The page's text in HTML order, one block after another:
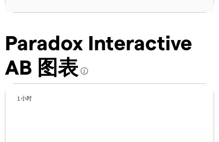
Paradox Interactive
AB 图表
1 小时